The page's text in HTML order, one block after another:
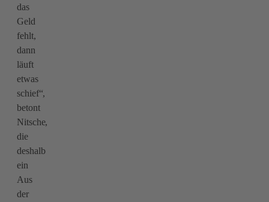
das
Geld
fehlt,
dann
läuft
etwas
schief“,
betont
Nitsche,
die
deshalb
ein
Aus
der